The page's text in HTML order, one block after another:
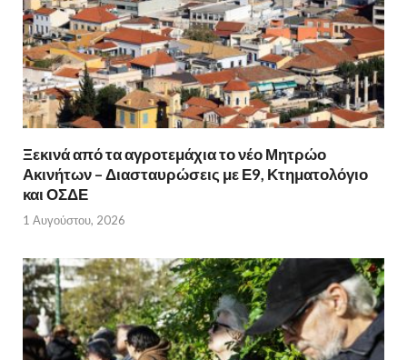
Ξεκινά από τα αγροτεμάχια το νέο Μητρώο
Ακινήτων – Διασταυρώσεις με Ε9, Κτηματολόγιο
και ΟΣΔΕ
1 Αυγούστου, 2026